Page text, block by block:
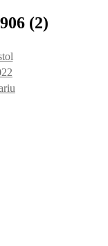
(2)